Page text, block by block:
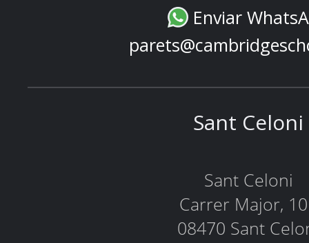
Enviar
Sant Celoni
Sant Celoni
Carrer Major,
08470 Sant